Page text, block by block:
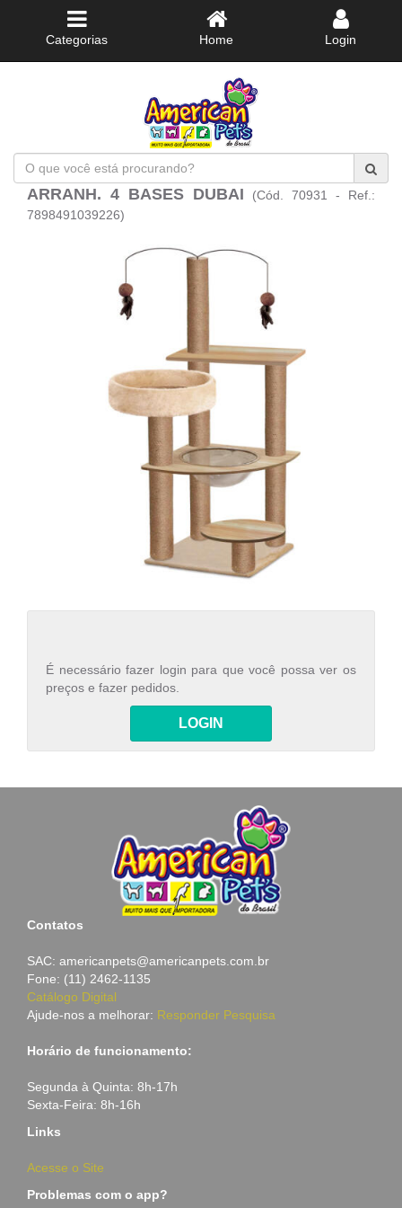
Categorias Home Login
que
você
está
ARRANH. 4 BASES DUBAI
(Cód. 70931 - Ref.:
7898491039226)
É necessário fazer login para que você possa ver os
preços e fazer pedidos.
LOGIN
Contatos
SAC: americanpets@americanpets.com.br
Fone: (11) 2462-1135
Catálogo Digital
Ajude-nos a melhorar: Responder Pesquisa
Horário de funcionamento:
Segunda à Quinta: 8h-17h
Sexta-Feira: 8h-16h
Links
Acesse o Site
Problemas com o app?